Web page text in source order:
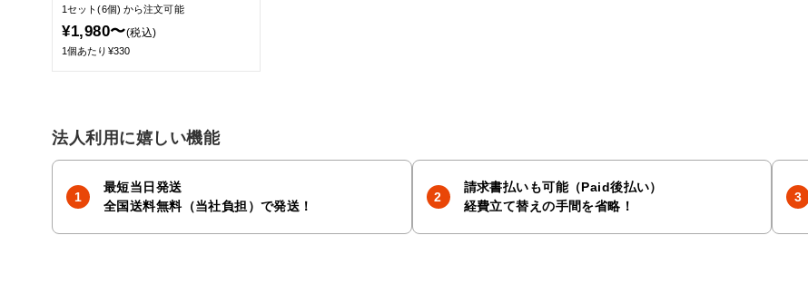
1セット(6個) から注文可能
¥1,980〜(税込)
1個あたり¥330
法人利用に嬉しい機能
最短当日発送
全国送料無料（当社負担）で発送！
請求書払いも可能（Paid後払い）
経費立て替えの手間を省略！